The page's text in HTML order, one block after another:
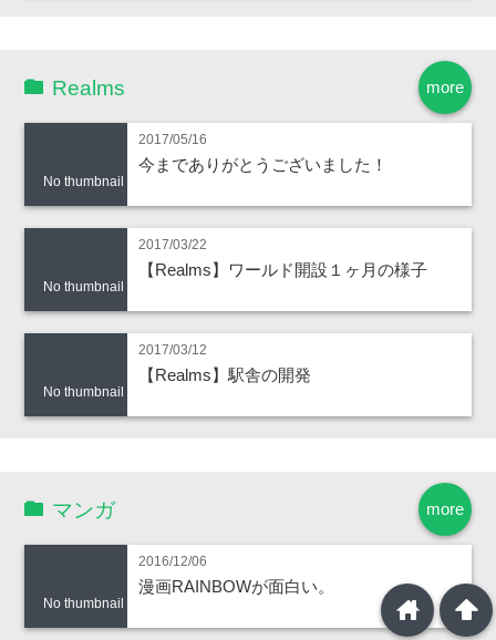
more
Realms
No thumbnail
2017/05/16
今までありがとうございました！
No thumbnail
2017/03/22
【Realms】ワールド開設１ヶ月の様子
No thumbnail
2017/03/12
【Realms】駅舎の開発
more
マンガ
No thumbnail
2016/12/06
漫画RAINBOWが面白い。
arrowup
home